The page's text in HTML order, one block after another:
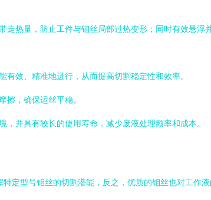
热量，防止工件与钼丝局部过热变形；同时有效悬浮
效、精准地进行，从而提高切割稳定性和效率。
擦，确保运丝平稳。
并具有较长的使用寿命，减少废液处理频率和成本。
定型号钼丝的切割潜能，反之，优质的钼丝也对工作